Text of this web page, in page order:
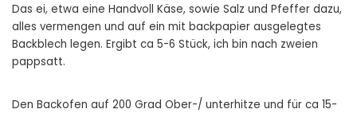
Das ei, etwa eine Handvoll Käse, sowie Salz und Pfeffer dazu,
alles vermengen und auf ein mit backpapier ausgelegtes
Backblech legen. Ergibt ca 5-6 Stück, ich bin nach zweien
pappsatt.
Den Backofen auf 200 Grad Ober-/ unterhitze und für ca 15-